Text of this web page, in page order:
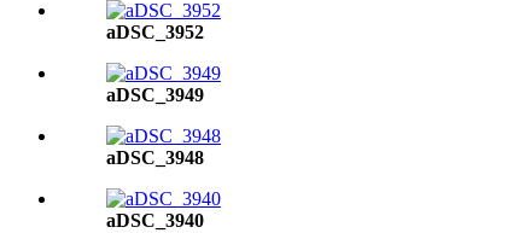
aDSC_3952
aDSC_3949
aDSC_3948
aDSC_3940